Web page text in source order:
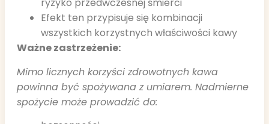
ryzyko przedwczesnej śmierci
Efekt ten przypisuje się kombinacji
wszystkich korzystnych właściwości kawy
Ważne zastrzeżenie:
Mimo licznych korzyści zdrowotnych kawa
powinna być spożywana z umiarem. Nadmierne
spożycie może prowadzić do: